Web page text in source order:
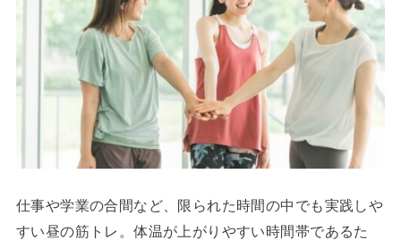
仕事や学業の合間など、限られた時間の中でも実践しや
すい昼の筋トレ。体温が上がりやすい時間帯であるた